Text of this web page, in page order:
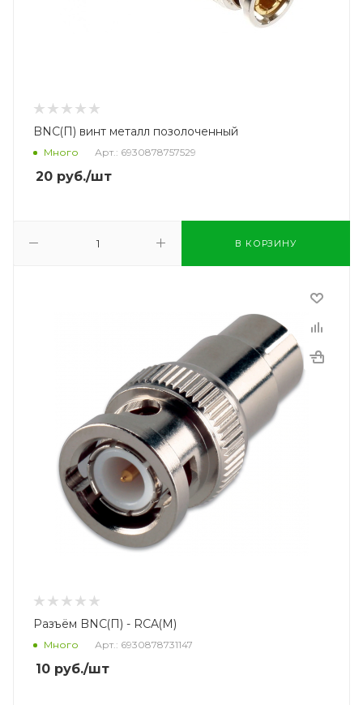
BNC(П) винт металл позолоченный
Много Арт.: 6930878757529
20 руб./шт
В КОРЗИНУ
Разъём BNC(П) - RCA(М)
Много Арт.: 6930878731147
10 руб./шт